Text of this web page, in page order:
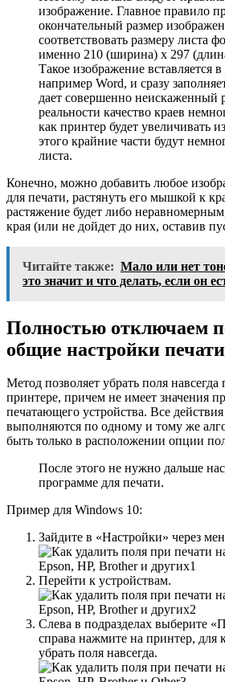
изображение. Главное правило
окончательный размер
соответствовать размеру листа
именно 210 (ширина) х 297
Такое изображение вставляется
например Word, и сразу
дает совершенно неискаженный
реальности качество краев
как принтер будет увеличивать
этого крайние части будут
листа.
Конечно, можно добавить любое
для печати, растянуть его мышкой к
растяжение будет либо
края (или не дойдет до них, оставив
Читайте также: Мало или нет
это значит и что делать, если он
Полностью отключаем
общие настройки
Метод позволяет убрать поля навсегда
принтере, причем не имеет значения
печатающего устройства. Все
выполняются по одному и тому же
быть только в расположении опции
После этого не нужно дальше
программе для печати.
Пример для Windows 10:
Зайдите в «Настройки» через
Перейти к устройствам.
Слева в подразделах выберите
справа нажмите на принтер, для
убрать поля навсегда.